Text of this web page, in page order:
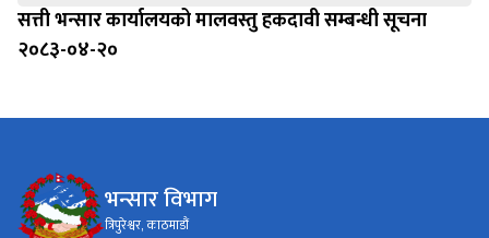
सत्ती भन्सार कार्यालयको मालवस्तु हकदावी सम्बन्धी सूचना
२०८३-०४-२०
भन्सार विभाग
त्रिपुरेश्वर, काठमाडौं